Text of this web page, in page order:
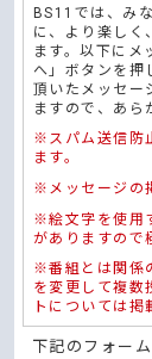
BS11では、み
に、より楽しく
ます。以下にメ
へ」ボタンを押
頂いたメッセー
ますので、あら
※スパム送信防
ます。
※メッセージの
※絵文字を使用
がありますので
※番組とは関係
を変更して複数
トについては掲
下記のフォー